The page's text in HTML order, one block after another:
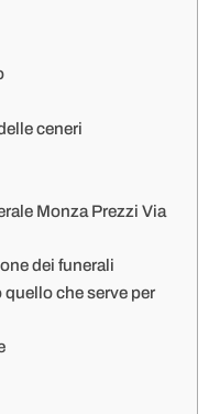
ceneri
Monza Prezzi Via
dei funerali
che serve per